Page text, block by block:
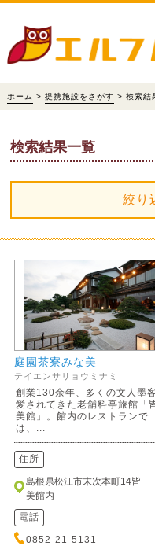
ホーム > 提携施設をさがす > 検索結
検索結果一覧
絞り
庭園茶寮みな美
テイエンサリョウミナミ
創業130余年、多くの文人墨
愛されてきた老舗料亭旅館「
美館」。館内のレストランで
は、...
住所
島根県松江市末次本町14皆
美館内
電話
0852-21-5131